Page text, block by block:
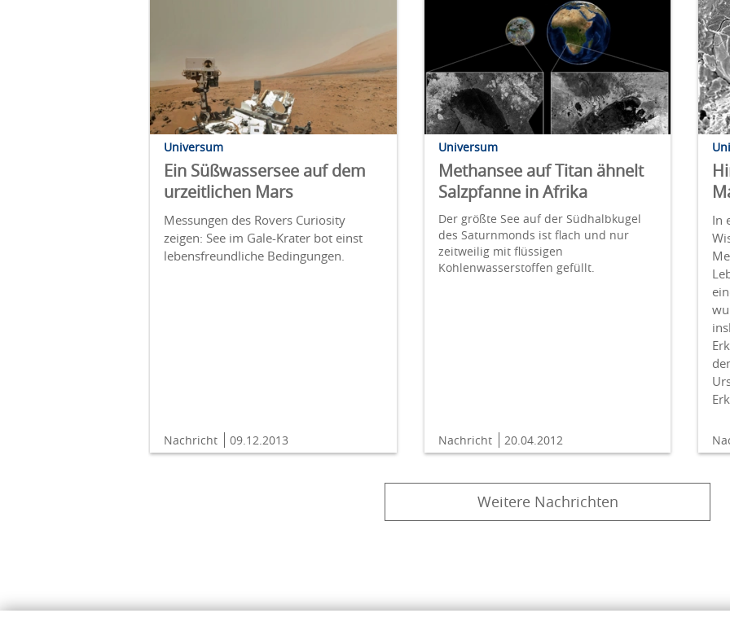
Universum
Ein Süßwassersee auf dem
urzeitlichen Mars
Messungen des Rovers Curiosity
zeigen: See im Gale-Krater bot einst
lebensfreundliche Bedingungen.
Nachricht 09.12.2013
Universum
Methansee auf Titan ähnelt
Salzpfanne in Afrika
Der größte See auf der Südhalbkugel
des Saturnmonds ist flach und nur
zeitweilig mit flüssigen
Kohlenwasserstoffen gefüllt.
Nachricht 20.04.2012
In
Weitere Nachrichten